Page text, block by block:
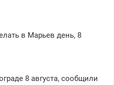
в Марьев день, 8
8 августа, сообщили